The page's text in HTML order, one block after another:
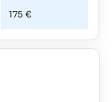
175 €